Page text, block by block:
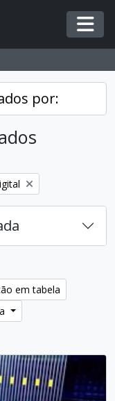
por:
em tabela